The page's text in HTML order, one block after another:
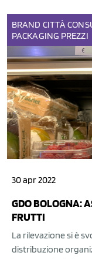
BRAND CITTÀ
PACKAGING PREZZI
30 apr 2022
GDO BOLOGNA:
FRUTTI
La rilevazione si è
distribuzione